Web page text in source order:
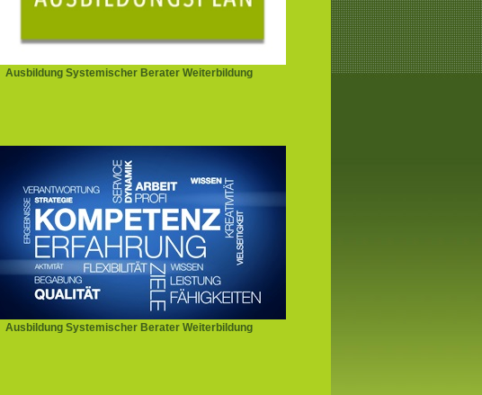
Ausbildung Systemischer Berater Weiterbildung
Ausbildung Systemischer Berater Weiterbildung